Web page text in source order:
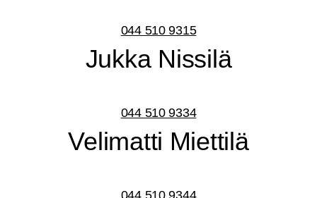
044 510 9315
Juk­ka Nissilä
044 510 9334
Veli­mat­ti Miettilä